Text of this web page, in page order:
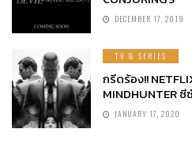
DECEMBER 17, 2019
TV & SERIES
กรีดร้อง!!
MINDHUNTER ซี
JANUARY 17, 2020